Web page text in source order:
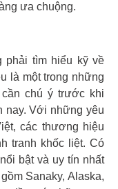
ưa chuộng.
phải tìm hiểu kỹ về
là một trong những
chú ý trước khi
nay. Với những yêu
các thương hiệu
tranh khốc liệt. Có
bật và uy tín nhất
Sanaky, Alaska,